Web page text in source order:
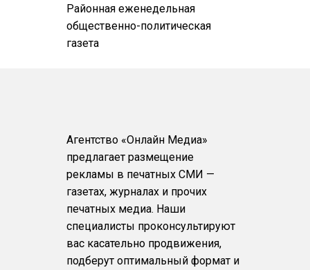
Районная еженедельная
общественно-политическая
газета
Агентство «Онлайн Медиа»
предлагает размещение
рекламы в печатных СМИ —
газетах, журналах и прочих
печатных медиа. Наши
специалисты проконсультируют
вас касательно продвижения,
подберут оптимальный формат и